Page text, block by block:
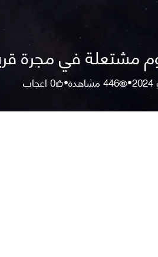
مشتعلة في مجرة
•
446مشاهدة•
0اعجاب